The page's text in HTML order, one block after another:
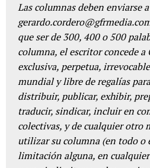
Las columnas deben enviarse
que ser de 300, 400 o 500
columna, el escritor concede a
exclusiva, perpetua,
mundial y libre de regalías
distribuir, publicar, exhibir,
traducir, sindicar, incluir en
colectivas, y de cualquier otro
utilizar su columna (en todo o
limitación alguna, en